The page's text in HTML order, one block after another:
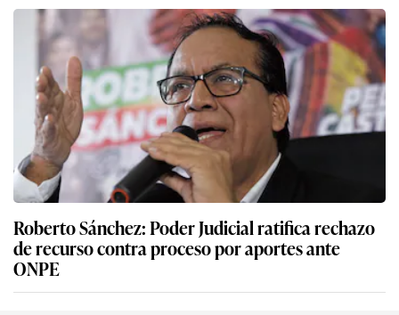
Roberto Sánchez: Poder Judicial ratifica rechazo
de recurso contra proceso por aportes ante
ONPE